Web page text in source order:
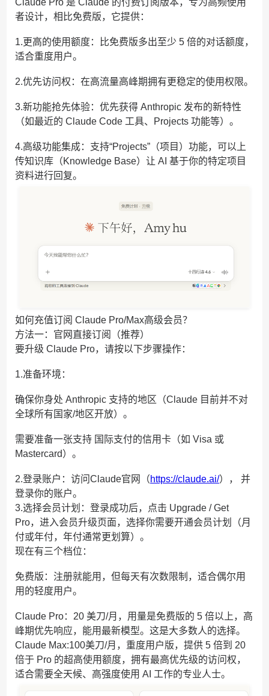
者设计，相比免费版，它提供：
1.更高的使用额度：比免费版多出至少 5 倍的对话额度，
适合重度用户。
2.优先访问权：在高流量高峰期拥有更稳定的使用权限。
3.新功能抢先体验：优先获得 Anthropic 发布的新特性
（如最近的 Claude Code 工具、Projects 功能等）。
4.高级功能集成：支持“Projects”（项目）功能，可以上
传知识库（Knowledge Base）让 AI 基于你的特定项目
资料进行回复。
如何充值订阅 Claude Pro/Max高级会员？
方法一：官网直接订阅（推荐）
要升级 Claude Pro，请按以下步骤操作：
1.准备环境：
确保你身处 Anthropic 支持的地区（Claude 目前并不对
全球所有国家/地区开放）。
需要准备一张支持 国际支付的信用卡（如 Visa 或
Mastercard）。
2.登录账户：访问Claude官网（https://claude.ai/）， 并
登录你的账户。
3.选择会员计划：登录成功后，点击 Upgrade / Get
Pro，进入会员升级页面，选择你需要开通会员计划（月
付或年付，年付通常更划算）。
现在有三个档位：
免费版：注册就能用，但每天有次数限制，适合偶尔用
用的轻度用户。
Claude Pro：20 美刀/月，用量是免费版的 5 倍以上，高
峰期优先响应，能用最新模型。这是大多数人的选择。
Claude Max:100美刀/月，重度用户版，提供 5 倍到 20
倍于 Pro 的超高使用额度，拥有最高优先级的访问权，
适合需要全天候、高强度使用 AI 工作的专业人士。